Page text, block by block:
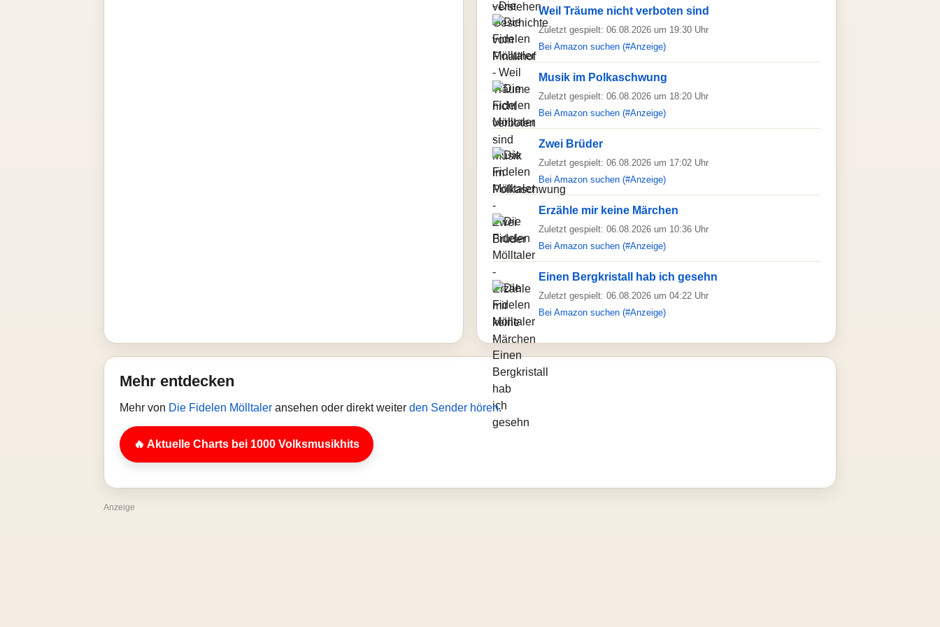
Weil Träume nicht verboten sind
Zuletzt gespielt: 06.08.2026 um 19:30 Uhr
Bei Amazon suchen (#Anzeige)
Musik im Polkaschwung
Zuletzt gespielt: 06.08.2026 um 18:20 Uhr
Bei Amazon suchen (#Anzeige)
Zwei Brüder
Zuletzt gespielt: 06.08.2026 um 17:02 Uhr
Bei Amazon suchen (#Anzeige)
Erzähle mir keine Märchen
Zuletzt gespielt: 06.08.2026 um 10:36 Uhr
Bei Amazon suchen (#Anzeige)
Einen Bergkristall hab ich gesehn
Zuletzt gespielt: 06.08.2026 um 04:22 Uhr
Bei Amazon suchen (#Anzeige)
Mehr entdecken
Mehr von Die Fidelen Mölltaler ansehen oder direkt weiter den Sender hören.
🔥 Aktuelle Charts bei 1000 Volksmusikhits
Anzeige